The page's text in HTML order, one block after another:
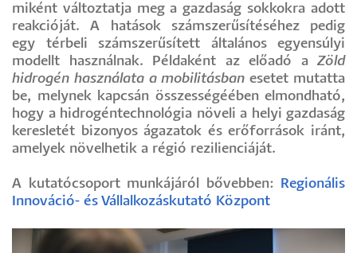
miként változtatja meg a gazdaság sokkokra adott
reakcióját. A hatások számszerűsítéséhez pedig
egy térbeli számszerűsített általános egyensúlyi
modellt használnak. Példaként az előadó a Zöld
hidrogén használata a mobilitásban esetet mutatta
be, melynek kapcsán összességéében elmondható,
hogy a hidrogéntechnológia növeli a helyi gazdaság
keresletét bizonyos ágazatok és erőforrások iránt,
amelyek növelhetik a régió rezilienciáját.
A kutatócsoport munkájáról bővebben:
Regionális
Innováció- és Vállalkozáskutató Központ